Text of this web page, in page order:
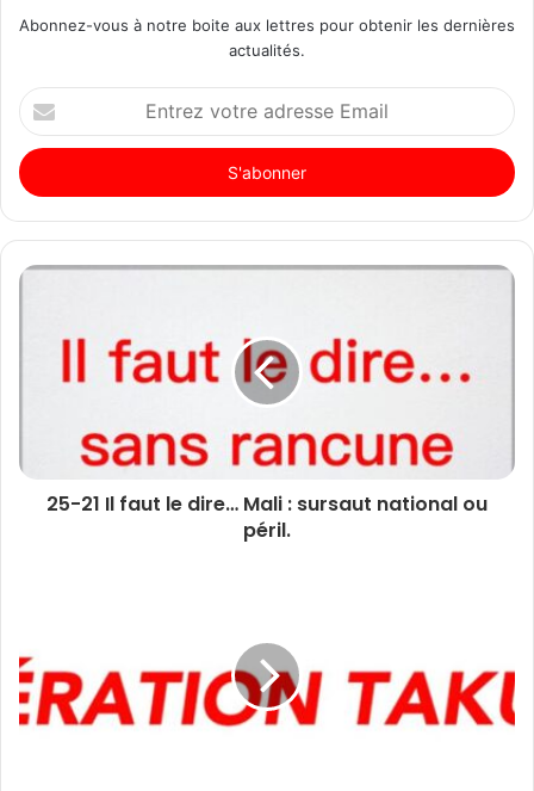
Abonnez-vous à notre boite aux lettres pour obtenir les dernières
actualités.
Entrez
votre
adresse
Email
25-21 Il faut le dire… Mali : sursaut national ou
péril.